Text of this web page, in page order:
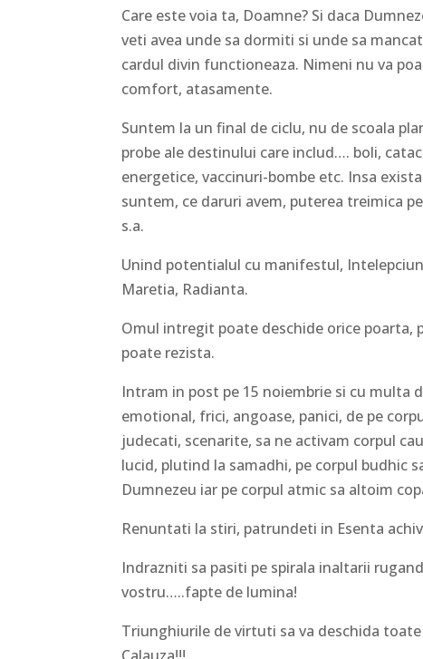
Care este voia ta, Doamne? Si daca
veti avea unde sa dormiti si unde sa
cardul divin functioneaza. Nimeni nu va
comfort, atasamente.
Suntem la un final de ciclu, nu de scoala
probe ale destinului care includ…. boli,
energetice, vaccinuri-bombe etc. Insa
suntem, ce daruri avem, puterea treimica
s.a.
Unind potentialul cu manifestul,
Maretia, Radianta.
Omul intregit poate deschide orice poarta,
poate rezista.
Intram in post pe 15 noiembrie si cu multa
emotional, frici, angoase, panici, de pe
judecati, scenarite, sa ne activam corpul
lucid, plutind la samadhi, pe corpul budhic
Dumnezeu iar pe corpul atmic sa altoim
Renuntati la stiri, patrundeti in Esenta
Indrazniti sa pasiti pe spirala inaltarii
vostru…..fapte de lumina!
Triunghiurile de virtuti sa va deschida